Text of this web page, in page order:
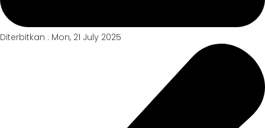
Diterbitkan : Mon, 21 July 2025